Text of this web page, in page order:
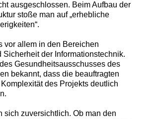
ausgeschlossen. Beim Aufbau der
stoße man auf „erhebliche
vor allem in den Bereichen
Sicherheit der Informationstechnik.
Gesundheitsausschusses des
bekannt, dass die beauftragten
des Projekts deutlich
sich zuversichtlich. Ob man den